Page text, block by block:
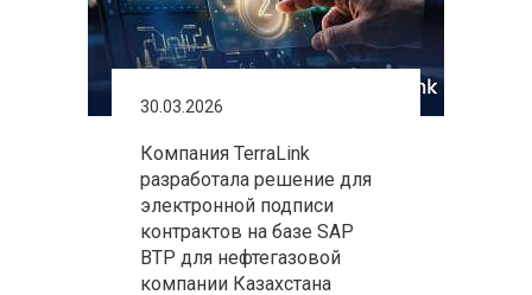
30.03.2026
Компания TerraLink
разработала решение для
электронной подписи
контрактов на базе SAP
BTP для нефтегазовой
компании Казахстана